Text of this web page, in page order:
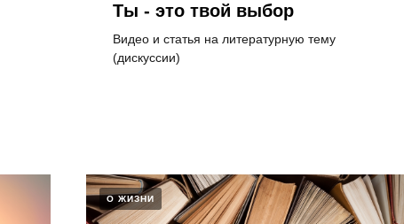
Ты - это твой выбор
Видео и статья на литературную тему
(дискуссии)
О ЖИЗНИ